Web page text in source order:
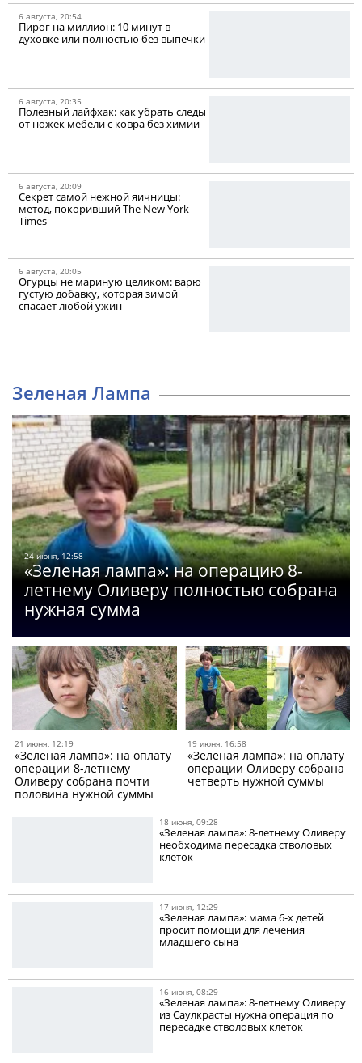
6 августа, 20:54
Пирог на миллион: 10 минут в
духовке или полностью без выпечки
6 августа, 20:35
Полезный лайфхак: как убрать следы
от ножек мебели с ковра без химии
6 августа, 20:09
Секрет самой нежной яичницы:
метод, покоривший The New York
Times
6 августа, 20:05
Огурцы не мариную целиком: варю
густую добавку, которая зимой
спасает любой ужин
Зеленая Лампа
24 июня, 12:58
«Зеленая лампа»: на операцию 8-
летнему Оливеру полностью собрана
нужная сумма
21 июня, 12:19
«Зеленая лампа»: на оплату
операции 8-летнему
Оливеру собрана почти
половина нужной суммы
19 июня, 16:58
«Зеленая лампа»: на оплату
операции Оливеру собрана
четверть нужной суммы
18 июня, 09:28
«Зеленая лампа»: 8-летнему Оливеру
необходима пересадка стволовых
клеток
17 июня, 12:29
«Зеленая лампа»: мама 6-х детей
просит помощи для лечения
младшего сына
16 июня, 08:29
«Зеленая лампа»: 8-летнему Оливеру
из Саулкрасты нужна операция по
пересадке стволовых клеток